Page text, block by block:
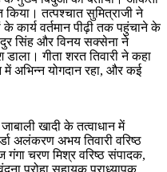
तत्पश्चात सुमित्राजी ने
कार्य वर्तमान पीढ़ी तक पहुंचाने के
सिंह और विनय सक्सेना ने
गीता शरत तिवारी ने कहा
अभिन्न योगदान रहा, और कई
खादी के तत्वाधान में
अलंकरण अभय तिवारी वरिष्ठ
गंगा चरण मिश्र वरिष्ठ संपादक,